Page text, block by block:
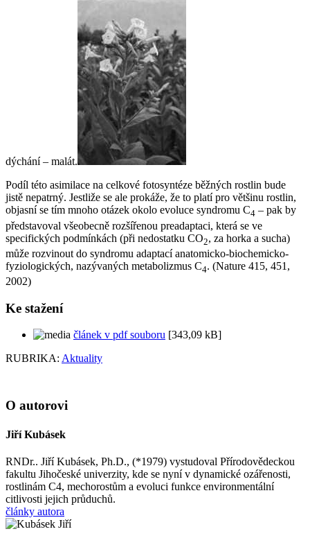
dýchání – malát.
Podíl této asimilace na celkové fotosyntéze běžných rostlin bude
jistě nepatrný. Jestliže se ale prokáže, že to platí pro většinu rostlin,
objasní se tím mnoho otázek okolo evoluce syndromu C4 – pak by
představoval všeobecně rozšířenou preadaptaci, která se ve
specifických podmínkách (při nedostatku CO2, za horka a sucha)
může rozvinout do syndromu adaptací anatomicko-biochemicko-
fyziologických, nazývaných metabolizmus C4. (Nature 415, 451,
2002)
Ke stažení
článek v pdf souboru [343,09 kB]
RUBRIKA: Aktuality
O autorovi
Jiří Kubásek
RNDr.. Jiří Kubásek, Ph.D., (*1979) vystudoval Přírodovědeckou
fakultu Jihočeské univerzity, kde se nyní v dynamické ozářenosti,
rostlinám C4, mechorostům a evoluci funkce environmentální
citlivosti jejich průduchů.
články autora